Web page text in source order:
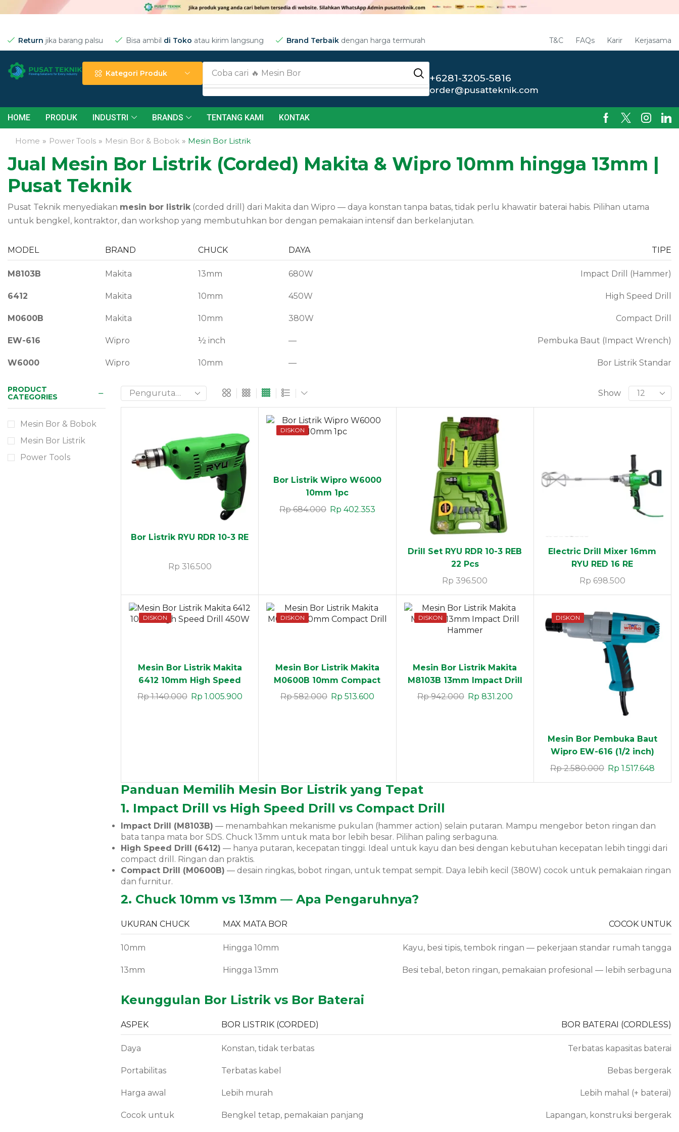
Return jika barang palsu Bisa ambil di Toko atau kirim langsung Brand Terbaik dengan harga termurah T&C FAQs Karir Kerjasama
Kategori Produk Coba cari 🔥 Jet Cleaner +6281-3205-5816
order@pusatteknik.com
HOME PRODUK INDUSTRI BRANDS TENTANG KAMI KONTAK
Home » Power Tools » Mesin Bor & Bobok » Mesin Bor Listrik
Jual Mesin Bor Listrik (Corded) Makita & Wipro 10mm hingga 13mm |
Pusat Teknik
Pusat Teknik menyediakan mesin bor listrik (corded drill) dari Makita dan Wipro — daya konstan tanpa batas, tidak perlu khawatir baterai habis. Pilihan utama
untuk bengkel, kontraktor, dan workshop yang membutuhkan bor dengan pemakaian intensif dan berkelanjutan.
MODEL BRAND CHUCK DAYA TIPE
M8103B Makita 13mm 680W Impact Drill (Hammer)
6412 Makita 10mm 450W High Speed Drill
M0600B Makita 10mm 380W Compact Drill
EW-616 Wipro ½ inch — Pembuka Baut (Impact Wrench)
W6000 Wipro 10mm — Bor Listrik Standar
Show
Bor Listrik RYU RDR 10-3 RE
Rp 316.500
DISKON
Bor Listrik Wipro W6000
10mm 1pc
Rp684.000 Rp 402.353
Drill Set RYU RDR 10-3 REB
22 Pcs
Rp 396.500
Electric Drill Mixer 16mm
RYU RED 16 RE
Rp 698.500
DISKON
Mesin Bor Listrik Makita
6412 10mm High Speed
Drill 450W
Rp1.140.000 Rp 1.005.900
DISKON
Mesin Bor Listrik Makita
M0600B 10mm Compact
Drill
Rp582.000 Rp 513.600
DISKON
Mesin Bor Listrik Makita
M8103B 13mm Impact Drill
Hammer
Rp942.000 Rp 831.200
DISKON
Mesin Bor Pembuka Baut
Wipro EW-616 (1/2 inch)
Rp2.580.000 Rp 1.517.648
Panduan Memilih Mesin Bor Listrik yang Tepat
1. Impact Drill vs High Speed Drill vs Compact Drill
Impact Drill (M8103B) — menambahkan mekanisme pukulan (hammer action) selain putaran. Mampu mengebor beton ringan dan
bata tanpa mata bor SDS. Chuck 13mm untuk mata bor lebih besar. Pilihan paling serbaguna.
High Speed Drill (6412) — hanya putaran, kecepatan tinggi. Ideal untuk kayu dan besi dengan kebutuhan kecepatan lebih tinggi dari
compact drill. Ringan dan praktis.
Compact Drill (M0600B) — desain ringkas, bobot ringan, untuk tempat sempit. Daya lebih kecil (380W) cocok untuk pemakaian ringan
dan furnitur.
2. Chuck 10mm vs 13mm — Apa Pengaruhnya?
UKURAN CHUCK MAX MATA BOR COCOK UNTUK
10mm Hingga 10mm Kayu, besi tipis, tembok ringan — pekerjaan standar rumah tangga
13mm Hingga 13mm Besi tebal, beton ringan, pemakaian profesional — lebih serbaguna
Keunggulan Bor Listrik vs Bor Baterai
ASPEK BOR LISTRIK (CORDED) BOR BATERAI (CORDLESS)
Daya Konstan, tidak terbatas Terbatas kapasitas baterai
Portabilitas Terbatas kabel Bebas bergerak
Harga awal Lebih murah Lebih mahal (+ baterai)
Cocok untuk Bengkel tetap, pemakaian panjang Lapangan, konstruksi bergerak
PRODUCT
CATEGORIES
Mesin Bor & Bobok
Mesin Bor Listrik
Power Tools
Need Help?
24/7
Contact